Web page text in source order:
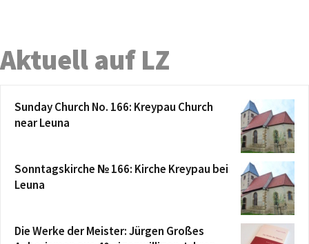
Aktuell auf LZ
Sunday Church No. 166: Kreypau Church
near Leuna
Sonntagskirche № 166: Kirche Kreypau bei
Leuna
Die Werke der Meister: Jürgen Großes